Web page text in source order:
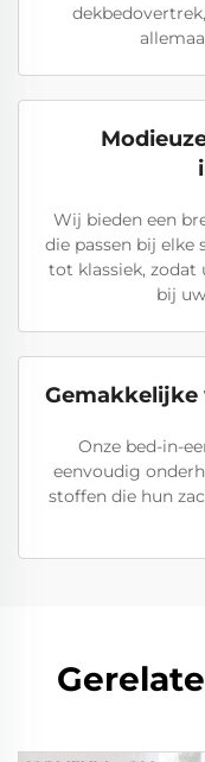
Wij bieden een
die passen bij
tot klassiek, zodat
bij
Onze bed-in-
eenvoudig
stoffen die hun